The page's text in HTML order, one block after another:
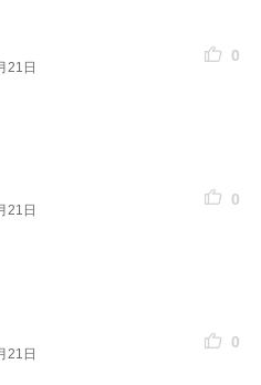
21日
0
21日
0
21日
0